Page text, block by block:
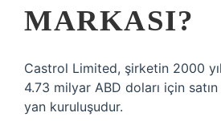
MARKASI?
Castrol Limited, şirketin 2000
4.73 milyar ABD doları için satın
yan kuruluşudur.